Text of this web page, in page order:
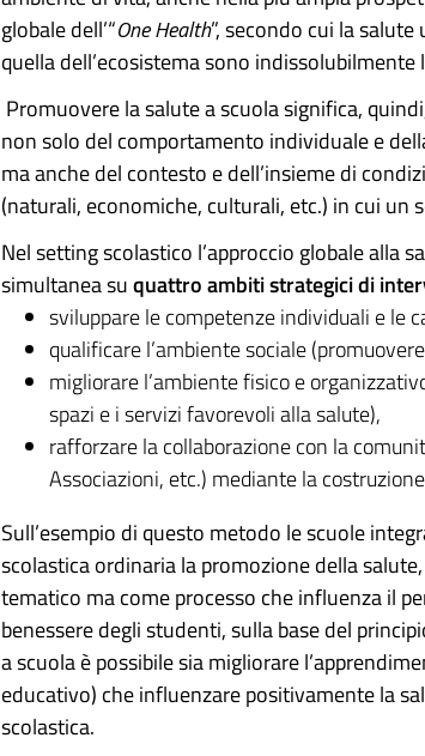
globale dell’“One Health”, secondo cui la
quella dell’ecosistema sono indissolubilmente
Promuovere la salute a scuola significa,
non solo del comportamento individuale e
ma anche del contesto e dell’insieme di
(naturali, economiche, culturali, etc.) in cui un
Nel setting scolastico l’approccio globale alla
simultanea suquattro ambiti strategici di
sviluppare le competenze individuali e le
qualificare l’ambiente sociale
migliorare l’ambiente fisico e
spazi e i servizi favorevoli alla salute),
rafforzare la collaborazione con la
Associazioni, etc.) mediante la
Sull’esempio di questo metodo le scuole
scolastica ordinaria la promozione della
tematico ma come processo che influenza il
benessere degli studenti, sulla base del
a scuola è possibile sia migliorare
educativo) che influenzare positivamente la
scolastica.